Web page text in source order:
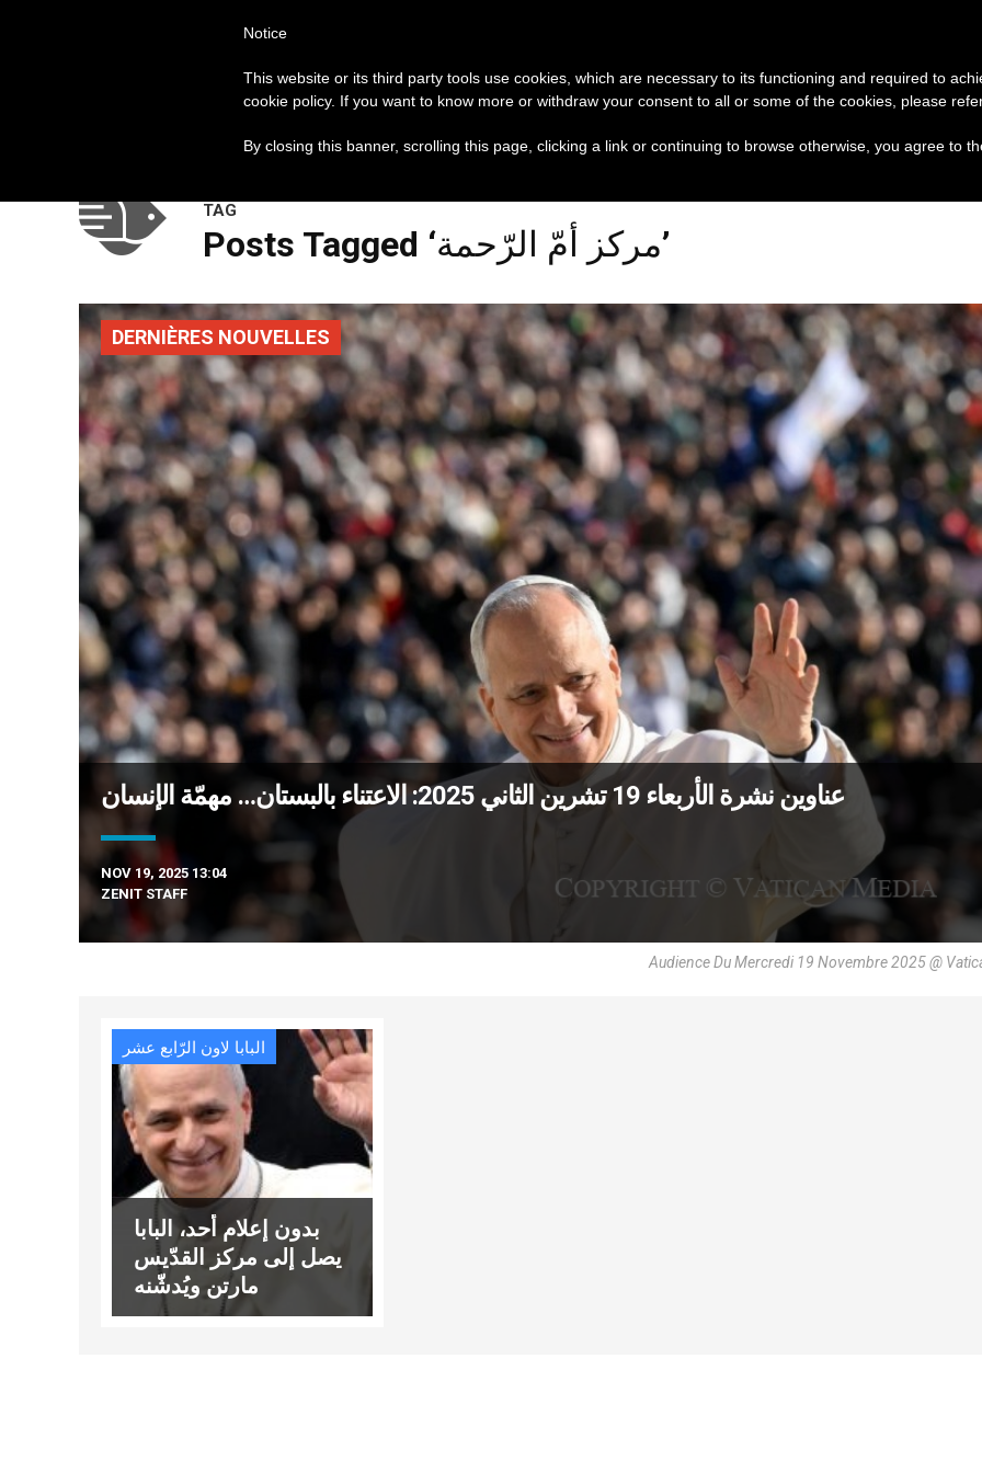
TAG
Posts Tagged ‘مركز أمّ الرّحمة’
DERNIÈRES NOUVELLES
عناوين نشرة الأربعاء 19 تشرين الثاني 2025: الاعتناء بالبستان… مهمّة الإنسان
NOV 19, 2025 13:04
ZENIT STAFF
Audience Du Mercredi 19 Novembre 2025 @
البابا لاون الرّابع عشر
بدون إعلام أحد، البابا
يصل إلى مركز القدّيس
مارتن ويُدشّنه
Notice
This website or its third party tools use cookies, which are necessary to its functioning and required to
cookie policy. If you want to know more or withdraw your consent to all or some of the cookies, please
By closing this banner, scrolling this page, clicking a link or continuing to browse otherwise, you agree to